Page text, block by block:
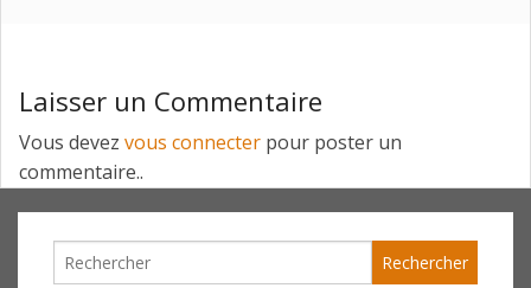
Laisser un Commentaire
Vous devez vous connecter pour poster un
commentaire..